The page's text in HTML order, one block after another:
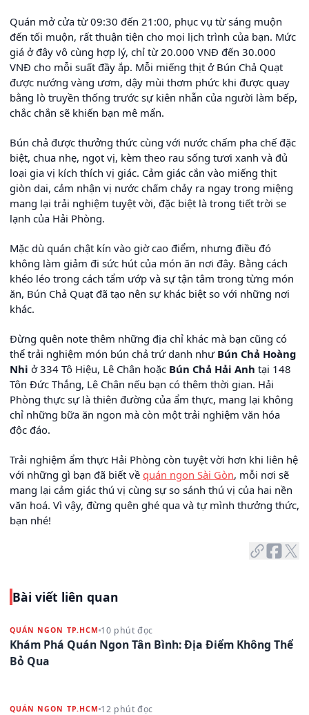
Quán mở cửa từ 09:30 đến 21:00, phục vụ từ sáng muộn
đến tối muộn, rất thuận tiện cho mọi lịch trình của bạn. Mức
giá ở đây vô cùng hợp lý, chỉ từ 20.000 VNĐ đến 30.000
VNĐ cho mỗi suất đầy ắp. Mỗi miếng thịt ở Bún Chả Quạt
được nướng vàng ươm, dậy mùi thơm phức khi được quay
bằng lò truyền thống trước sự kiên nhẫn của người làm bếp,
chắc chắn sẽ khiến bạn mê mẩn.
Bún chả được thưởng thức cùng với nước chấm pha chế đặc
biệt, chua nhẹ, ngọt vị, kèm theo rau sống tươi xanh và đủ
loại gia vị kích thích vị giác. Cảm giác cắn vào miếng thịt
giòn dai, cảm nhận vị nước chấm chảy ra ngay trong miệng
mang lại trải nghiệm tuyệt vời, đặc biệt là trong tiết trời se
lạnh của Hải Phòng.
Mặc dù quán chật kín vào giờ cao điểm, nhưng điều đó
không làm giảm đi sức hút của món ăn nơi đây. Bằng cách
khéo léo trong cách tẩm ướp và sự tận tâm trong từng món
ăn, Bún Chả Quạt đã tạo nên sự khác biệt so với những nơi
khác.
Đừng quên note thêm những địa chỉ khác mà bạn cũng có
thể trải nghiệm món bún chả trứ danh như Bún Chả Hoàng
Nhi ở 334 Tô Hiệu, Lê Chân hoặc Bún Chả Hải Anh tại 148
Tôn Đức Thắng, Lê Chân nếu bạn có thêm thời gian. Hải
Phòng thực sự là thiên đường của ẩm thực, mang lại không
chỉ những bữa ăn ngon mà còn một trải nghiệm văn hóa
độc đáo.
Trải nghiệm ẩm thực Hải Phòng còn tuyệt vời hơn khi liên hệ
với những gì bạn đã biết về quán ngon Sài Gòn, mỗi nơi sẽ
mang lại cảm giác thú vị cùng sự so sánh thú vị của hai nền
văn hoá. Vì vậy, đừng quên ghé qua và tự mình thưởng thức,
bạn nhé!
Bài viết liên quan
QUÁN NGON TP.HCM 10 phút đọc
Khám Phá Quán Ngon Tân Bình: Địa Điểm Không Thể
Bỏ Qua
QUÁN NGON TP.HCM 12 phút đọc